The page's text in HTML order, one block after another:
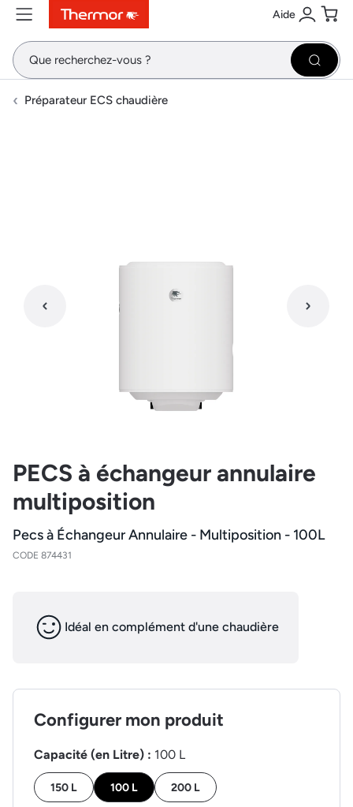
ContenuMenuRecherche Aide
Se
Préparateur ECS chaudière
PECS à échangeur annulaire
multiposition
Pecs à Échangeur Annulaire - Multiposition - 100L
CODE 874431
Idéal en complément d'une chaudière
Configurer mon produit
Capacité (en Litre) : 100 L
150 L 100 L 200 L